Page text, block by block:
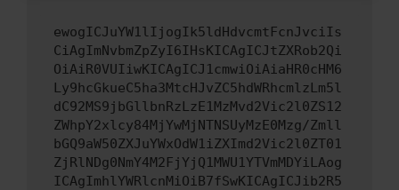
ewogICJuYW1lIjogIk5ldHdvcmtFcnJvciIs
CiAgImNvbmZpZyI6IHsKICAgICJtZXRob2Qi
OiAiR0VUIiwKICAgICJ1cmwiOiAiaHR0cHM6
Ly9hcGkueC5ha3MtcHJvZC5hdWRhcmlzLm5l
dC92MS9jbGllbnRzLzE1MzMvd2Vic2l0ZS12
ZWhpY2xlcy84MjYwMjNTNSUyMzE0Mzg/Zmll
bGQ9aW50ZXJuYWxOdW1iZXImd2Vic2l0ZT01
ZjRlNDg0NmY4M2FjYjQ1MWU1YTVmMDYiLAog
ICAgImhlYWRlcnMiOiB7fSwKICAgICJib2R5